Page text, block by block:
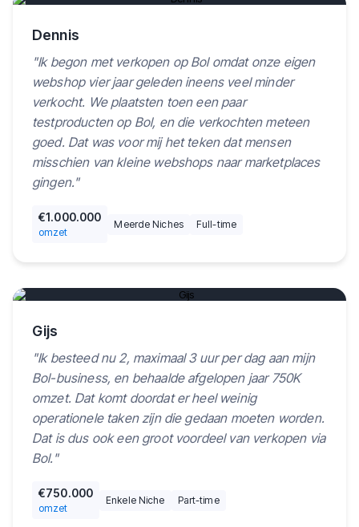
Dennis
"Ik begon met verkopen op Bol omdat onze eigen
webshop vier jaar geleden ineens veel minder
verkocht. We plaatsten toen een paar
testproducten op Bol, en die verkochten meteen
goed. Dat was voor mij het teken dat mensen
misschien van kleine webshops naar marketplaces
gingen."
€1.000.000
omzet
Meerde Niches Full-time
Gijs
"Ik besteed nu 2, maximaal 3 uur per dag aan mijn
Bol-business, en behaalde afgelopen jaar 750K
omzet. Dat komt doordat er heel weinig
operationele taken zijn die gedaan moeten worden.
Dat is dus ook een groot voordeel van verkopen via
Bol. "
€750.000
omzet
Enkele Niche Part-time